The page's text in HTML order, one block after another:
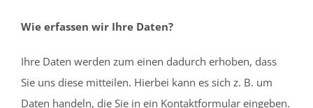
Wie erfassen wir Ihre Daten?
Ihre Daten werden zum einen dadurch erhoben, dass
Sie uns diese mitteilen. Hierbei kann es sich z. B. um
Daten handeln, die Sie in ein Kontaktformular eingeben.